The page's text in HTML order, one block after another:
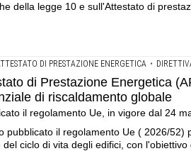
della legge 10 e sull'Attestato di
DI PRESTAZIONE ENERGETICA •
di Prestazione Energetica
di riscaldamento globale
il regolamento Ue, in vigore dal 24
pubblicato il regolamento Ue ( 2026/
del ciclo di vita degli edifici, con